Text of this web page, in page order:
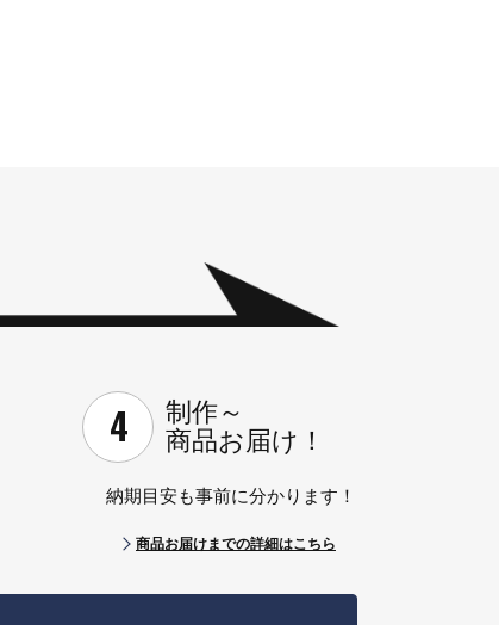
制作～
商品お届け！
納期目安も事前に分かります！
商品お届けまでの詳細はこちら